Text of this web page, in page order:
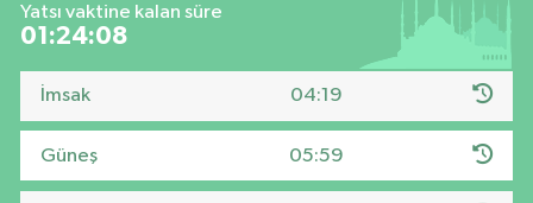
Yatsı vaktine kalan süre
01:24:07
İmsak 04:19
Güneş 05:59